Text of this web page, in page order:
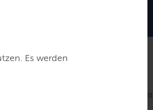
Es werden
für Energiewende, Klimaschutz, Umwelt